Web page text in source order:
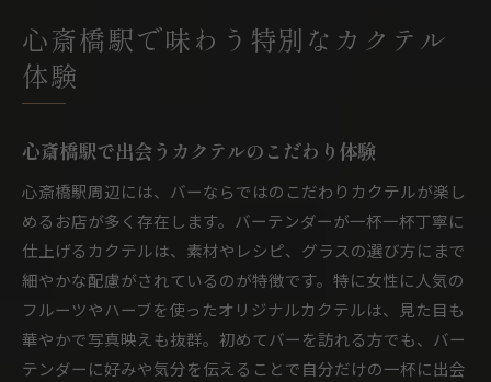
心斎橋駅で味わう特別なカクテル
体験
心斎橋駅で出会うカクテルのこだわり体験
心斎橋駅周辺には、バーならではのこだわりカクテルが楽し
めるお店が多く存在します。バーテンダーが一杯一杯丁寧に
仕上げるカクテルは、素材やレシピ、グラスの選び方にまで
細やかな配慮がされているのが特徴です。特に女性に人気の
フルーツやハーブを使ったオリジナルカクテルは、見た目も
華やかで写真映えも抜群。初めてバーを訪れる方でも、バー
テンダーに好みや気分を伝えることで自分だけの一杯に出会